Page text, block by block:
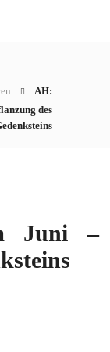
AH:
des
Juni –